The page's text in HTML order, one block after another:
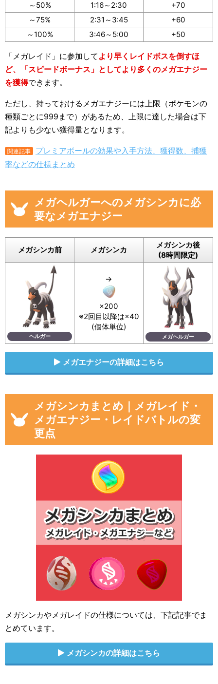
～50%
1:16～2:30
+70
～75%
2:31～3:45
+60
～100%
3:46～5:00 +50
「メガレイド」に参加して より早くレイドボスを倒すほ
ど、「スピードボーナス」としてより多くのメガエナジー
を獲得できます。
ただし、持っておけるメガエナジーには上限（ポケモンの
種類ごとに999まで）があるため、上限に達した場合は下
記よりも少ない獲得量となります。
関連記事
プレミアボールの効果や入手方法、獲得数、捕獲
率などの仕様まとめ
メガヘルガーへのメガシンカに必
要なメガエナジー
メガシンカ前 メガシンカ
メガシンカ後
(8時間限定)
ヘルガー
→
×200
※2回目以降は×40
(個体単位)
メガヘルガー
メガエナジーの詳細はこちら
メガシンカまとめ｜メガレイド・
メガエナジー・レイドバトルの変
更点
メガシンカやメガレイドの仕様については、下記記事でま
とめています。
メガシンカの詳細はこちら